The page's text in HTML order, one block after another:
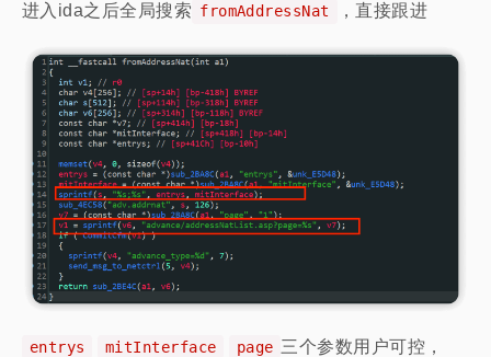
进入ida之后全局搜索 fromAddressNat ，直接跟进
entrys mitInterface page 三个参数用户可控，